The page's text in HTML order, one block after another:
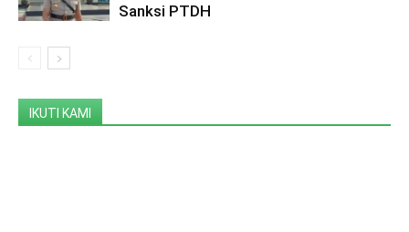
Sanksi PTDH
IKUTI KAMI